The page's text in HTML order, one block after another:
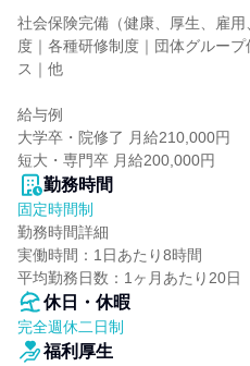
社会保険完備（健康、厚生、雇
度｜各種研修制度｜団体グルー
ス｜他
給与例
大学卒・院修了 月給210,000円
短大・専門卒 月給200,000円
勤務時間
固定時間制
勤務時間詳細
実働時間：1日あたり8時間
平均勤務日数：1ヶ月あたり20日
休日・休暇
完全週休二日制
福利厚生